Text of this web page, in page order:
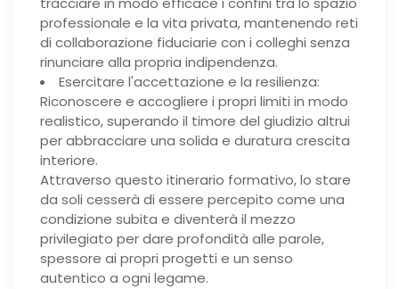
professionale e la vita privata, mantenendo reti
di collaborazione fiduciarie con i colleghi senza
rinunciare alla propria indipendenza.
Esercitare l'accettazione e la resilienza:
Riconoscere e accogliere i propri limiti in modo
realistico, superando il timore del giudizio altrui
per abbracciare una solida e duratura crescita
interiore.
Attraverso questo itinerario formativo, lo stare
da soli cesserà di essere percepito come una
condizione subita e diventerà il mezzo
privilegiato per dare profondità alle parole,
spessore ai propri progetti e un senso
autentico a ogni legame.